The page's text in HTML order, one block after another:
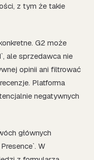
z tym że takie
G2 może
ale sprzedawca nie
opinii ani filtrować
Platforma
negatywnych
głównych
W